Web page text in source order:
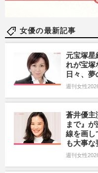
女優の最新記事
元宝塚星
れが宝塚
日々、
週刊女性
蒼井優主
まで』
線を画し
も大事な
週刊女性